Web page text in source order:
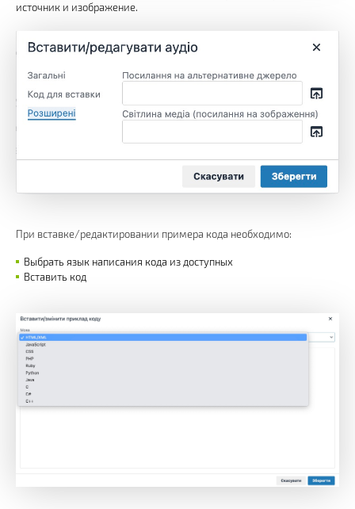
источник и изображение.
При вставке/редактировании примера кода необходимо:
Выбрать язык написания кода из доступных
Вставить код